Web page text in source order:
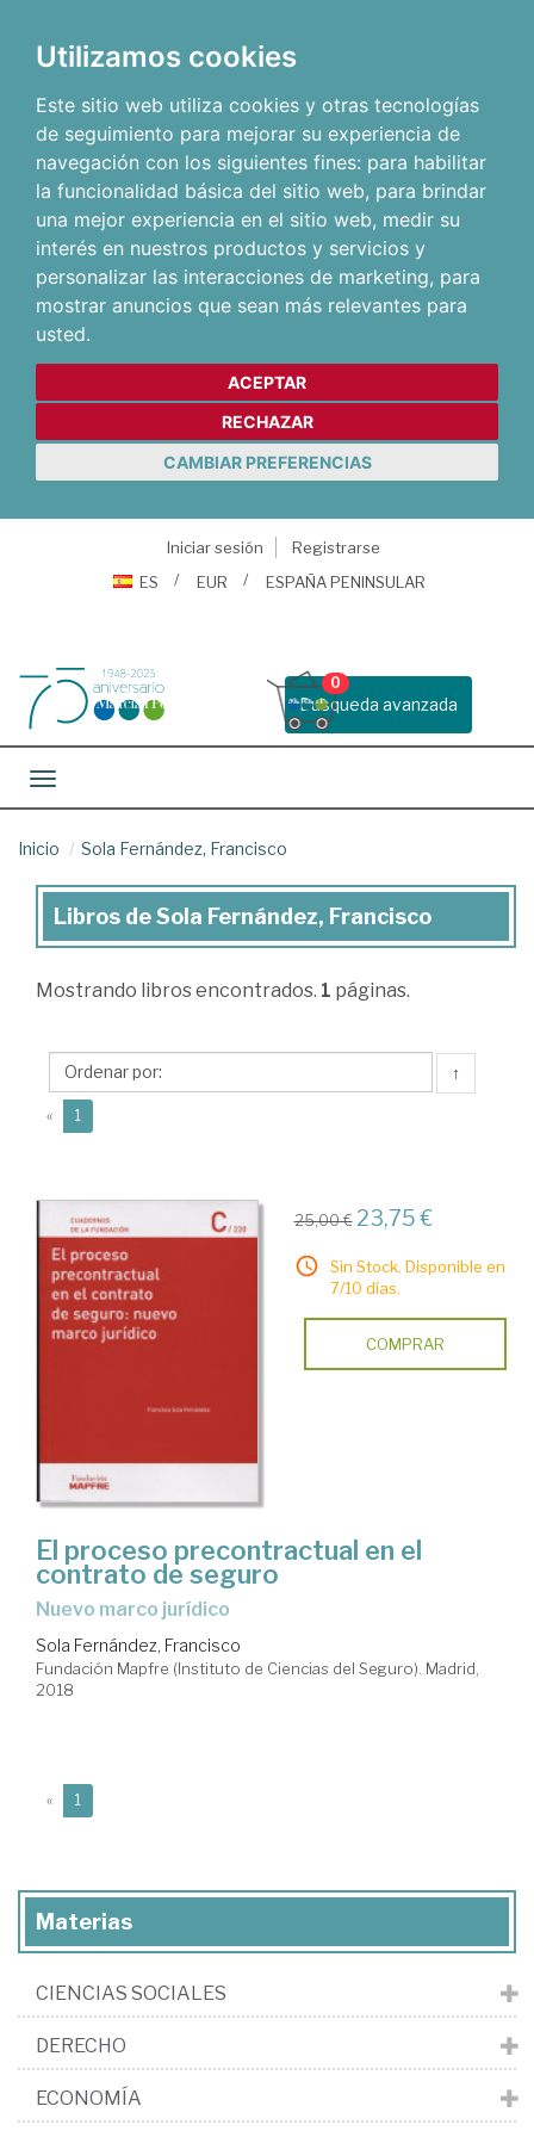
Utilizamos cookies
Este sitio web utiliza cookies y otras tecnologías
de seguimiento para mejorar su experiencia de
navegación con los siguientes fines: para habilitar
la funcionalidad básica del sitio web, para brindar
una mejor experiencia en el sitio web, medir su
interés en nuestros productos y servicios y
personalizar las interacciones de marketing, para
mostrar anuncios que sean más relevantes para
usted.
ACEPTAR
RECHAZAR
CAMBIAR PREFERENCIAS
Iniciar sesión
Registrarse
ES
EUR ESPAÑA PENINSULAR
Busqueda avanzada
0
Toggle navigation
Inicio Sola Fernández, Francisco
Libros
Sola
Francisco
Libros de Sola Fernández, Francisco
Mostrando libros encontrados. 1 páginas.
↑
« 1
25,00 € 23,75 €
Sin Stock. Disponible en
7/10 días.
COMPRAR
El proceso precontractual en el
contrato de seguro
nuevo marco jurídico
Sola Fernández, Francisco
Fundación Mapfre (Instituto de Ciencias del Seguro). Madrid,
2018
« 1
Materias
CIENCIAS SOCIALES
DERECHO
ECONOMÍA